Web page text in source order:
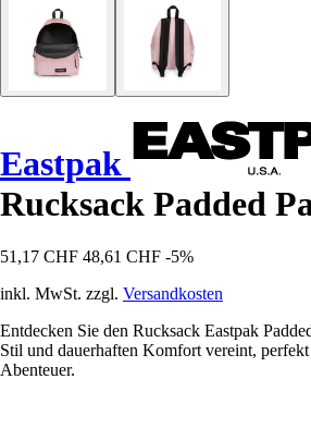
Eastpak
Rucksack Padded
51,17 CHF 48,61 CHF -5%
inkl. MwSt. zzgl. Versandkosten
Entdecken Sie den Rucksack Eastpak
Stil und dauerhaften Komfort vereint,
Abenteuer.